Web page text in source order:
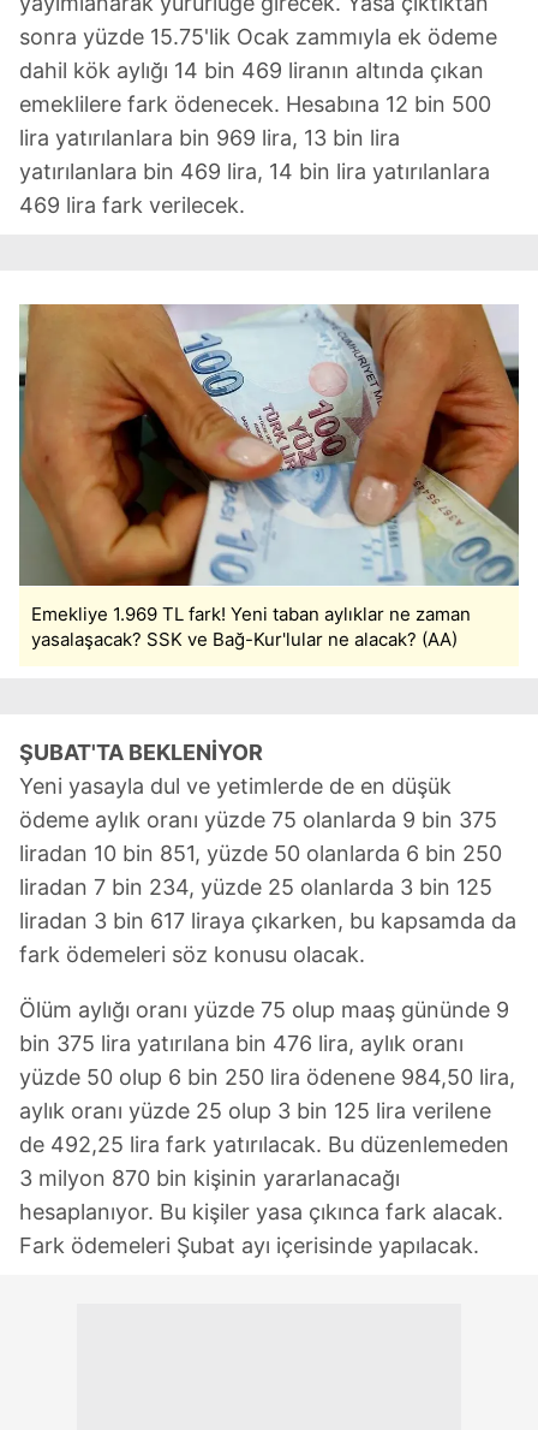
sonra yüzde 15.75'lik Ocak zammıyla ek ödeme
dahil kök aylığı 14 bin 469 liranın altında çıkan
emeklilere fark ödenecek. Hesabına 12 bin 500
lira yatırılanlara bin 969 lira, 13 bin lira
yatırılanlara bin 469 lira, 14 bin lira yatırılanlara
469 lira fark verilecek.
Emekliye 1.969 TL fark! Yeni taban aylıklar ne zaman
yasalaşacak? SSK ve Bağ-Kur'lular ne alacak? (AA)
ŞUBAT'TA BEKLENİYOR
Yeni yasayla dul ve yetimlerde de en düşük
ödeme aylık oranı yüzde 75 olanlarda 9 bin 375
liradan 10 bin 851, yüzde 50 olanlarda 6 bin 250
liradan 7 bin 234, yüzde 25 olanlarda 3 bin 125
liradan 3 bin 617 liraya çıkarken, bu kapsamda da
fark ödemeleri söz konusu olacak.
Ölüm aylığı oranı yüzde 75 olup maaş gününde 9
bin 375 lira yatırılana bin 476 lira, aylık oranı
yüzde 50 olup 6 bin 250 lira ödenene 984,50 lira,
aylık oranı yüzde 25 olup 3 bin 125 lira verilene
de 492,25 lira fark yatırılacak. Bu düzenlemeden
3 milyon 870 bin kişinin yararlanacağı
hesaplanıyor. Bu kişiler yasa çıkınca fark alacak.
Fark ödemeleri Şubat ayı içerisinde yapılacak.